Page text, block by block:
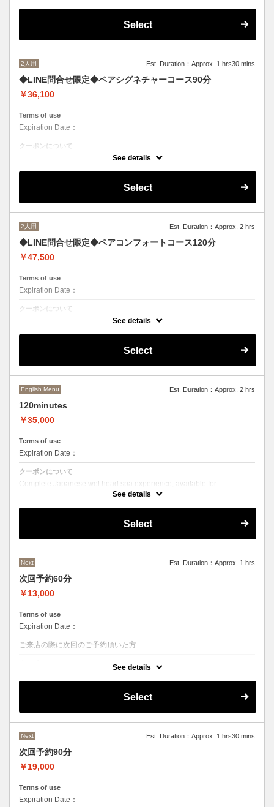
Select
2人用 Est. Duration：Approx. 1 hrs30 mins
◆LINE問合せ限定◆ペアシグネチャーコース90分
￥36,100
Terms of use
Expiration Date：
クーポンについて
※ホームページより、LINEまたはメールにてお問合せください
See details
Select
2人用 Est. Duration：Approx. 2 hrs
◆LINE問合せ限定◆ペアコンフォートコース120分
￥47,500
Terms of use
Expiration Date：
クーポンについて
※ホームページより、LINEまたはメールにてお問合せください
See details
Select
English Menu Est. Duration：Approx. 2 hrs
120minutes
￥35,000
Terms of use
Expiration Date：
クーポンについて
Complete Japanese wet head spa experience, available for
international guests. The most comfortable and refined 120min
See details
Select
Next Est. Duration：Approx. 1 hrs
次回予約60分
￥13,000
Terms of use
Expiration Date：
ご来店の際に次回のご予約頂いた方
See details
Select
Next Est. Duration：Approx. 1 hrs30 mins
次回予約90分
￥19,000
Terms of use
Expiration Date：